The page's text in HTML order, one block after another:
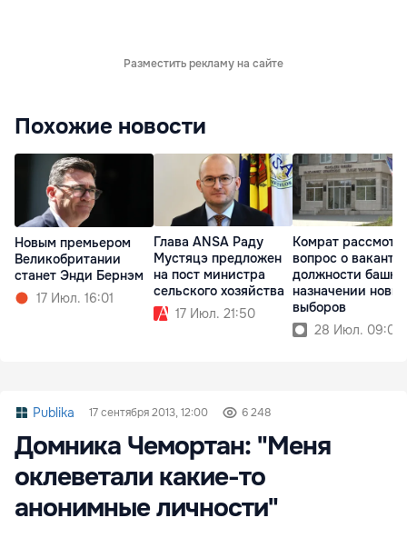
Разместить рекламу на сайте
Похожие новости
Новым премьером
Великобритании
станет Энди Бернэм
17 Июл. 16:01
Глава ANSA Раду
Мустяцэ предложен
на пост министра
сельского хозяйства
17 Июл. 21:50
Комрат
вопрос о
должности
назначении новых
выборов
28 Июл. 09:06
Publika 17 сентября 2013, 12:00 6 248
Домника Чемортан: "Меня
оклеветали какие-то
анонимные личности"